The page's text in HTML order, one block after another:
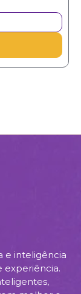
e inteligência
experiência.